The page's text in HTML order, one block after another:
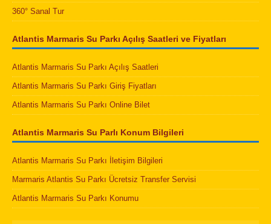
360° Sanal Tur
Atlantis Marmaris Su Parkı Açılış Saatleri ve Fiyatları
Atlantis Marmaris Su Parkı Açılış Saatleri
Atlantis Marmaris Su Parkı Giriş Fiyatları
Atlantis Marmaris Su Parkı Online Bilet
Atlantis Marmaris Su Parlı Konum Bilgileri
Atlantis Marmaris Su Parkı İletişim Bilgileri
Marmaris Atlantis Su Parkı Ücretsiz Transfer Servisi
Atlantis Marmaris Su Parkı Konumu